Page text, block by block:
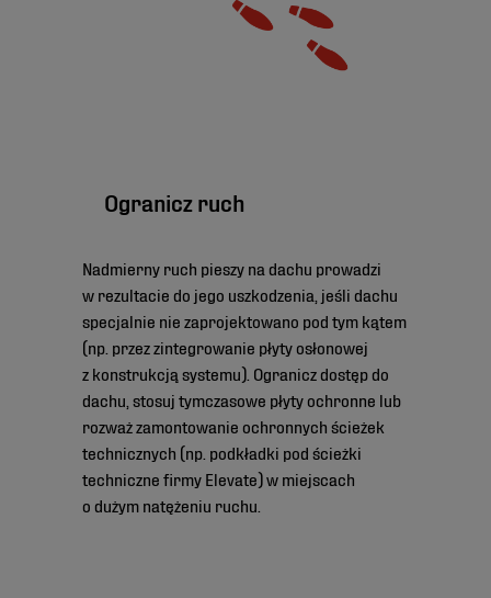
Ogranicz ruch
Nadmierny ruch pieszy na dachu prowadzi
w rezultacie do jego uszkodzenia, jeśli dachu
specjalnie nie zaprojektowano pod tym kątem
(np. przez zintegrowanie płyty osłonowej
z konstrukcją systemu). Ogranicz dostęp do
dachu, stosuj tymczasowe płyty ochronne lub
rozważ zamontowanie ochronnych ścieżek
technicznych (np. podkładki pod ścieżki
techniczne firmy Elevate) w miejscach
o dużym natężeniu ruchu.